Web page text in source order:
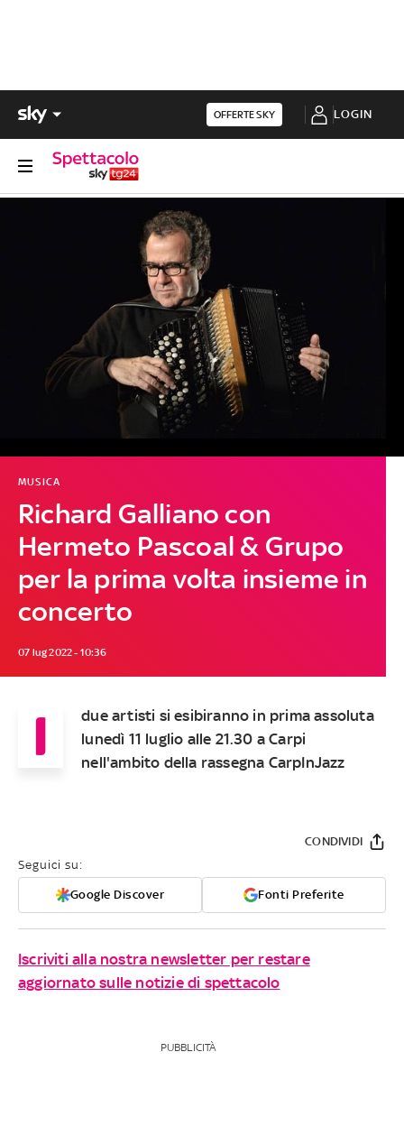
OFFERTE SKY LOGIN
Richard Galliano con
Hermeto Pascoal & Grupo
per la prima volta insieme in
concerto
MUSICA
07 lug 2022 - 10:36
I
due artisti si esibiranno in prima assoluta
lunedì 11 luglio alle 21.30 a Carpi
nell'ambito della rassegna CarpInJazz
Seguici su:
Google Discover Fonti Preferite
CONDIVIDI
Iscriviti alla nostra newsletter per restare
aggiornato sulle notizie di spettacolo
PUBBLICITÀ